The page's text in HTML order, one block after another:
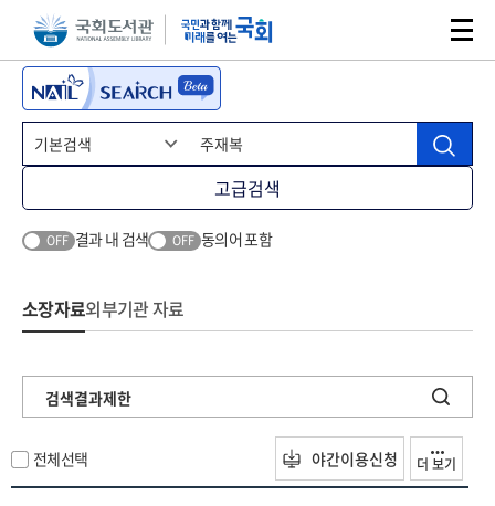
본문 바로가기주메뉴 바로가기
고급검색
OFF 결과 내 검색 OFF 동의어 포함
소장자료외부기관 자료
검색결과제한
전체선택 야간이용신청 더 보기